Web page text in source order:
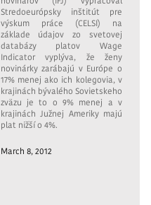
Stredoeurópsky inštitút pre
výskum práce (CELSI) na
základe údajov zo svetovej
databázy platov Wage
Indicator vyplýva, že ženy
novinárky zarábajú v Európe o
17% menej ako ich kolegovia, v
krajinách bývalého Sovietskeho
zväzu je to o 9% menej a v
krajinách Južnej Ameriky majú
plat nižší o 4%.
March 8, 2012